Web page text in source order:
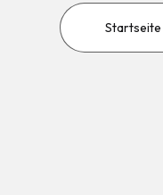
Startseite